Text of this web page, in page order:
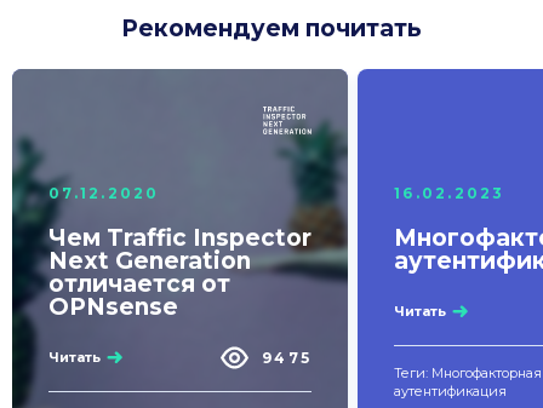
Рекомендуем почитать
07.12.2020
Чем Traffic Inspector
Next Generation
отличается от
OPNsense
Читать 9475
16.02.2023
Читать
Теги: Многофакторная
аутентификация